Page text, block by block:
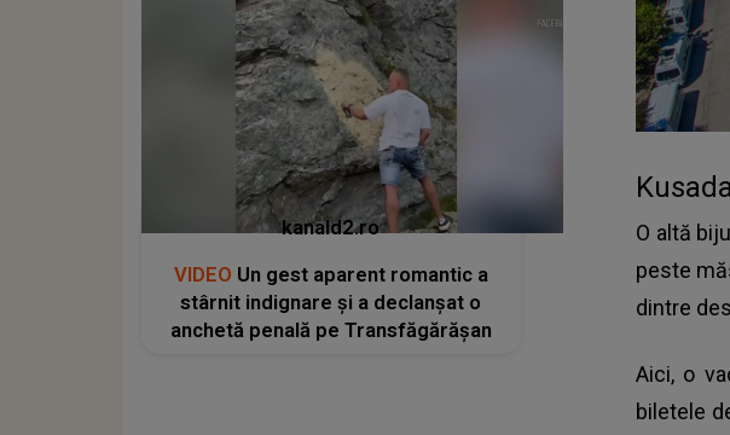
O altă
peste
dintre
Aici, o
biletele
kanald2.ro
VIDEO Un gest aparent romantic a
stârnit indignare și a declanșat o
anchetă penală pe Transfăgărășan